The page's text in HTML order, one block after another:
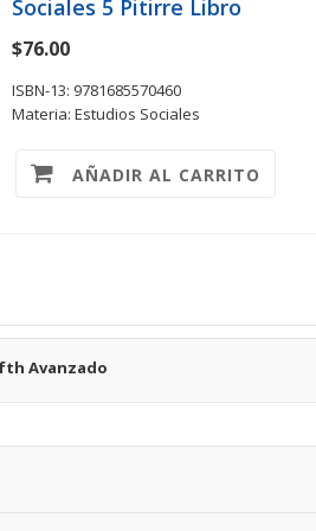
Sociales 5 Pitirre Libro
$76.00
ISBN-13: 9781685570460
Materia: Estudios Sociales
AÑADIR AL CARRITO
Avanzado